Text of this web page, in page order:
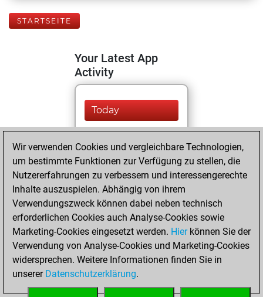
STARTSEITE
Your Latest App
Activity
Today
#9591 in Fritz by Elo
Fritz
ranked #22693 in
Fritz Beauty
Mittwoch,
Dezember 27,
2023
You created
your Fritz account
Wir verwenden Cookies und vergleichbare Technologien,
um bestimmte Funktionen zur Verfügung zu stellen, die
Nutzererfahrungen zu verbessern und interessengerechte
Inhalte auszuspielen. Abhängig von ihrem
Verwendungszweck können dabei neben technisch
erforderlichen Cookies auch Analyse-Cookies sowie
Marketing-Cookies eingesetzt werden. Hierkönnen Sie der
Verwendung von Analyse-Cookies und Marketing-Cookies
widersprechen. Weitere Informationen finden Sie in
unserer Datenschutzerklärung.